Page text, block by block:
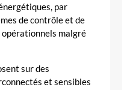
par
de contrôle et de
malgré
sur des
et sensibles